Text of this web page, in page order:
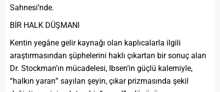
Sahnesi’nde.
BİR HALK DÜŞMANI
Kentin yegâne gelir kaynağı olan kaplıcalarla ilgili
araştırmasından şüphelerini haklı çıkartan bir sonuç alan
Dr. Stockman’ın mücadelesi, Ibsen’in güçlü kalemiyle,
“halkın yararı” sayılan şeyin, çıkar prizmasında şekil